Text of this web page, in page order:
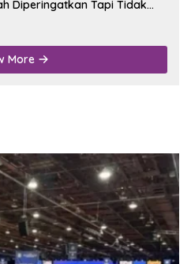
Diperingatkan Tapi Tidak
More